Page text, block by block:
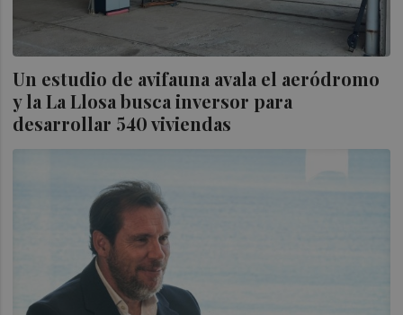
Un estudio de avifauna avala el aeródromo
y la La Llosa busca inversor para
desarrollar 540 viviendas